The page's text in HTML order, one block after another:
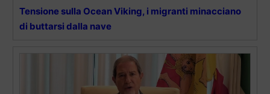
Tensione sulla Ocean Viking, i migranti minacciano
di buttarsi dalla nave